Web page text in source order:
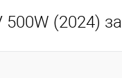
500W (2024)